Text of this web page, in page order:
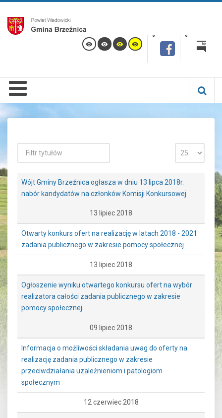
Wójt Gminy Brzeźnica ogłasza w dniu 13 lipca 2018r.
nabór kandydatów na członków Komisji Konkursowej
13 lipiec 2018
Otwarty konkurs ofert na realizację w latach 2018 - 2021
zadania publicznego w zakresie pomocy społecznej
13 lipiec 2018
Ogłoszenie wyniku otwartego konkursu ofert na wybór
realizatora całości zadania publicznego w zakresie
pomocy społecznej
09 lipiec 2018
Informacja o możliwości składania uwag do oferty na
realizację zadania publicznego w zakresie
przeciwdziałania uzależnieniom i patologiom
społecznym
12 czerwiec 2018